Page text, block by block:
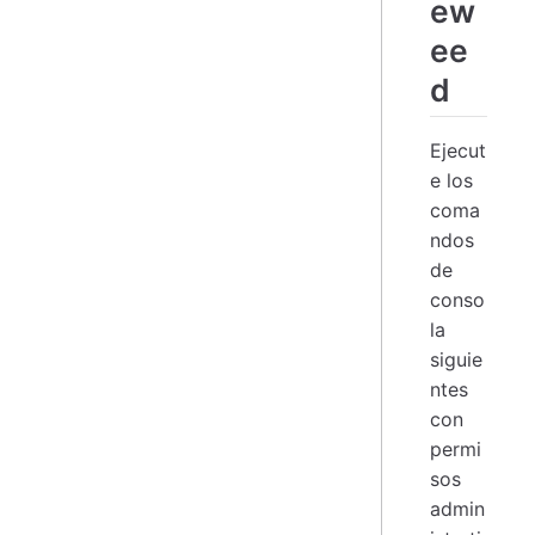
ew
ee
d
Ejecut
e los
coma
ndos
de
conso
la
siguie
ntes
con
permi
sos
admin